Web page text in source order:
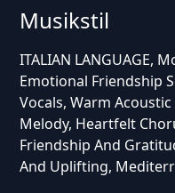
Musikstil
ITALIAN LANGUAGE,
Emotional Friendship
Vocals, Warm
Melody, Heartfelt
Friendship And
And Uplifting,